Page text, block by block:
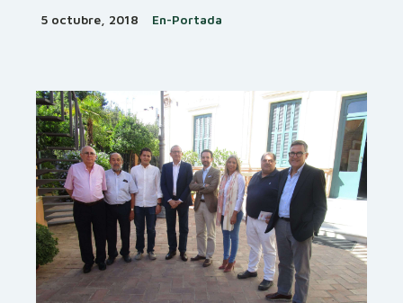
5 octubre, 2018 En-Portada